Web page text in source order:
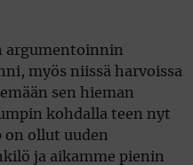
argumentoinnin
myös niissä harvoissa
sen hieman
kohdalla teen nyt
on ollut uuden
ja aikamme pienin